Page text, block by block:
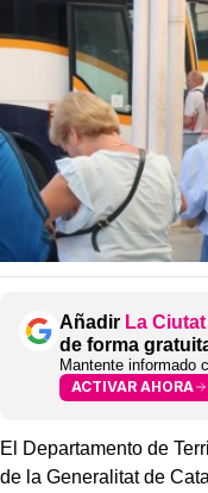
Añadir La Ciutat
de forma
Mantente informado
ACTIVAR AHORA
​El Departamento de
de la Generalitat de